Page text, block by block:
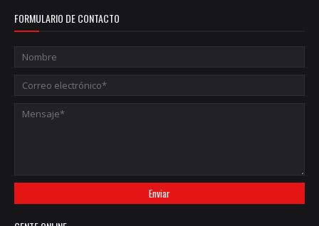
FORMULARIO DE CONTACTO